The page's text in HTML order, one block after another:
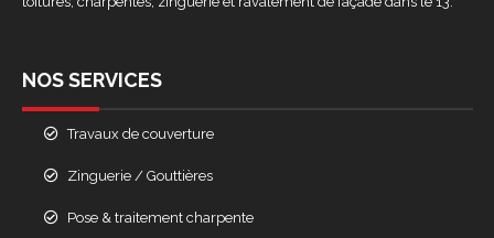
NOS SERVICES
Travaux de couverture
Zinguerie / Gouttières
Pose & traitement charpente